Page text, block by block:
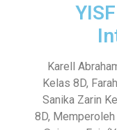
Karell
Kelas 8D,
Sanika Zarin
8D,